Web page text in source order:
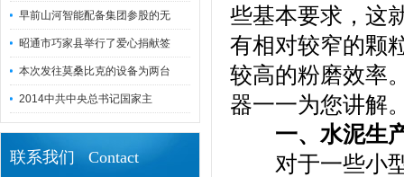
早前山河智能配备集团参股的无
昭通市巧家县举行了爱心捐献签
本次发往莫桑比克的设备为两台
2014中共中央总书记国家主
联系我们 Contact
些基本要求，这
有相对较窄的颗
较高的粉磨效率
器一一为您讲解
一、水泥生产
对于一些小型